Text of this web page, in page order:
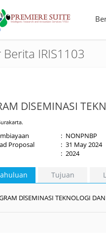
IRIS1103
DlSEMINASI
: NONPNBP
Proposal
: 31 May 2024
: 2024
Tujuan
DlSEMINASI TEKNOLOGI